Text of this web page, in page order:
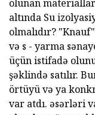
olunan
altında Su
olmalıdır?
və s - yarma
üçün istifadə
şəklində satılır.
örtüyü və ya
var atdı. əsərləri